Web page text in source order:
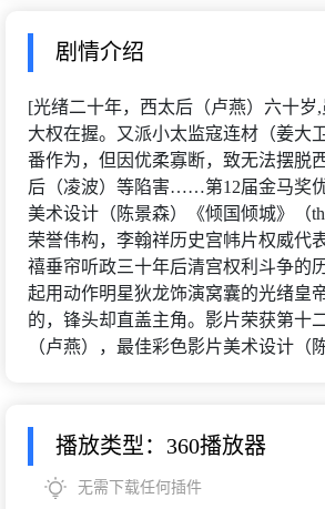
剧情介绍
[光绪二十年，西太后（卢燕）六十
大权在握。又派小太监寇连材（姜大
番作为，但因优柔寡断，致无法摆脱
后（凌波）等陷害……第12届金马奖
美术设计（陈景森）《倾国倾城》（
荣誉伟构，李翰祥历史宫帏片权威代
禧垂帘听政三十年后清宫权利斗争的
起用动作明星狄龙饰演窝囊的光绪皇
的，锋头却直盖主角。影片荣获第十
（卢燕），最佳彩色影片美术设计（
播放类型：360播放器
无需下载任何插件